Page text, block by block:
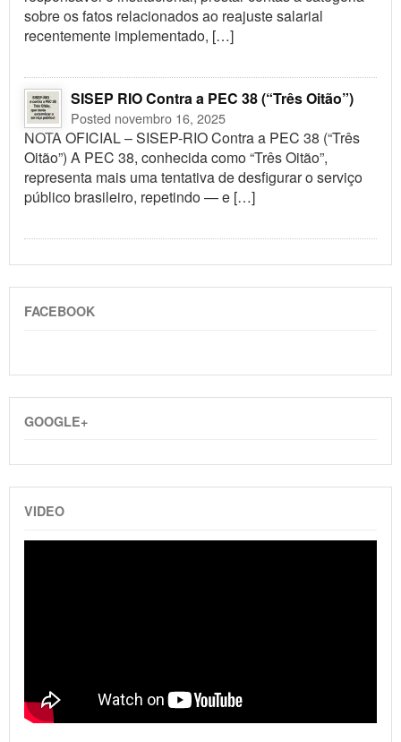
sobre os fatos relacionados ao reajuste salarial
recentemente implementado, […]
SISEP RIO Contra a PEC 38 (“Três Oitão”)
Posted novembro 16, 2025
NOTA OFICIAL – SISEP-RIO Contra a PEC 38 (“Três
Oitão”) A PEC 38, conhecida como “Três Oitão”,
representa mais uma tentativa de desfigurar o serviço
público brasileiro, repetindo — e […]
FACEBOOK
GOOGLE+
VIDEO